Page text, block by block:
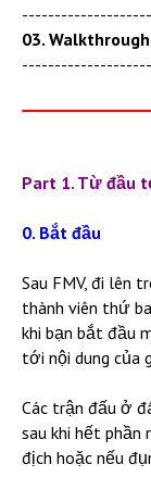
03. Walkthrough
Part 1. Từ đầu
0. Bắt đầu
Sau FMV, đi lên
thành viên thứ
khi bạn bắt đầu
tới nội dung của
Các trận đấu ở
sau khi hết phần
địch hoặc nếu